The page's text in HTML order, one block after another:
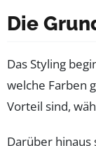
Die
Das Styling
welche Farben
Vorteil sind,
Darüber